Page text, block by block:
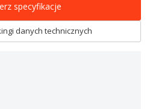
specyfikacje
danych technicznych